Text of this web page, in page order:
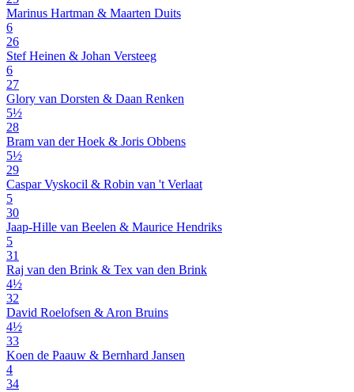
Marinus Hartman & Maarten Duits
6
26
Stef Heinen & Johan Versteeg
6
27
Glory van Dorsten & Daan Renken
5½
28
Bram van der Hoek & Joris Obbens
5½
29
Caspar Vyskocil & Robin van 't Verlaat
5
30
Jaap-Hille van Beelen & Maurice Hendriks
5
31
Raj van den Brink & Tex van den Brink
4½
32
David Roelofsen & Aron Bruins
4½
33
Koen de Paauw & Bernhard Jansen
4
34